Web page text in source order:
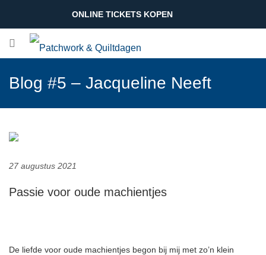
ONLINE TICKETS KOPEN
Blog #5 – Jacqueline Neeft
27 augustus 2021
Passie voor oude machientjes
De liefde voor oude machientjes begon bij mij met zo’n klein